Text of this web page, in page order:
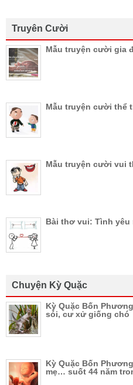
Truyên Cười
Mẫu truyện cười gia
Mẫu truyện cười thể
Mẫu truyện cười vui
Bài thơ vui: Tình yêu
Chuyện Kỳ Quặc
Kỳ Quặc Bốn
sói, cư xử giống chó
Kỳ Quặc Bốn
mẹ… suốt 44 năm